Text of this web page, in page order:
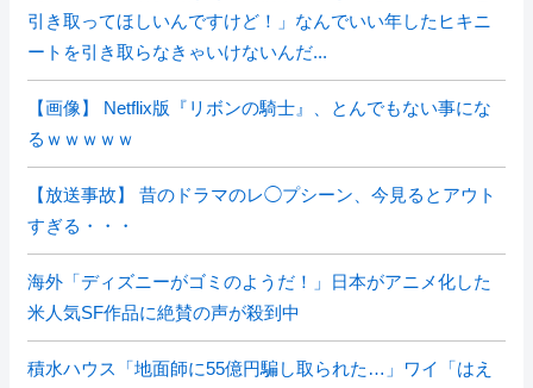
引き取ってほしいんですけど！」なんでいい年したヒキニ
ートを引き取らなきゃいけないんだ...
【画像】 Netflix版『リボンの騎士』、とんでもない事にな
るｗｗｗｗｗ
【放送事故】 昔のドラマのレ◯プシーン、今見るとアウト
すぎる・・・
海外「ディズニーがゴミのようだ！」日本がアニメ化した
米人気SF作品に絶賛の声が殺到中
積水ハウス「地面師に55億円騙し取られた…」ワイ「はえ